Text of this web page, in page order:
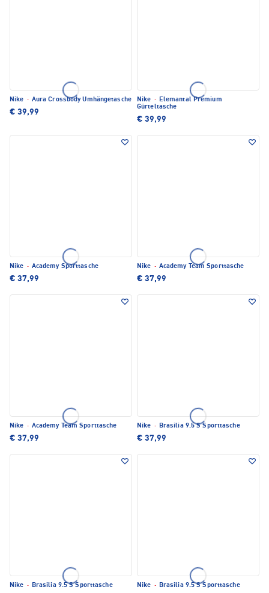
Nike · Aura Crossbody Umhängetasche
€ 39,99
Nike · Elemantal Premium
Gürteltasche
€ 39,99
Nike · Academy Sporttasche
€ 37,99
Nike · Academy Team Sporttasche
€ 37,99
Nike · Academy Team Sporttasche
€ 37,99
Nike · Brasilia 9.5 S Sporttasche
€ 37,99
Nike · Brasilia 9.5 S Sporttasche Nike · Brasilia 9.5 S Sporttasche